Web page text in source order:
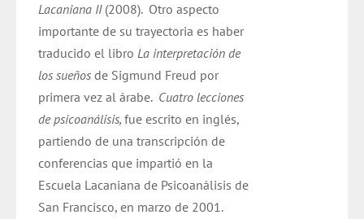
Lacaniana II (2008). Otro aspecto
importante de su trayectoria es haber
traducido el libroLa interpretación de
los sueñosde Sigmund Freud por
primera vez al árabe. Cuatro lecciones
de psicoanálisis,fue escrito en inglés,
partiendo de una transcripción de
conferencias que impartió en la
Escuela Lacaniana de Psicoanálisis de
San Francisco, en marzo de 2001.